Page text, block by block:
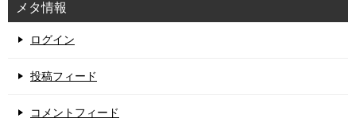
メタ情報
ログイン
投稿フィード
コメントフィード